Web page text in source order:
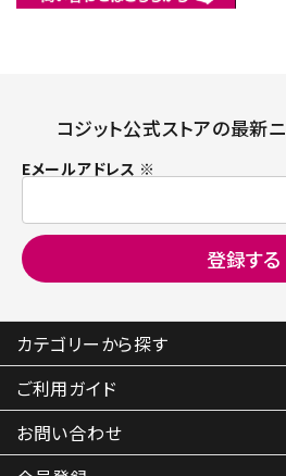
コジット公式ストアの最新
Eメールアドレス ※
カテゴリーから探す
ご利用ガイド
お問い合わせ